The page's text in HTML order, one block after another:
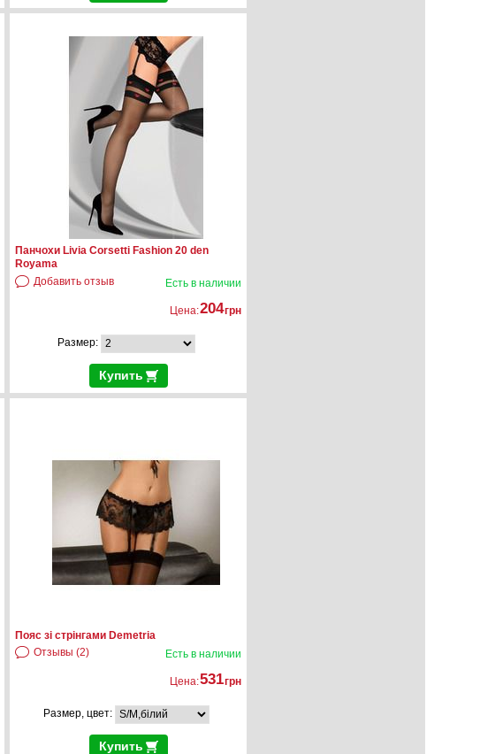
Панчохи Livia Corsetti Fashion 20 den
Royama
Добавить отзыв
Есть в наличии
Цена:204грн
Размер:
Купить
Пояс зі стрінгами Demetria
Отзывы (2)
Есть в наличии
Цена:531грн
Размер, цвет:
Купить